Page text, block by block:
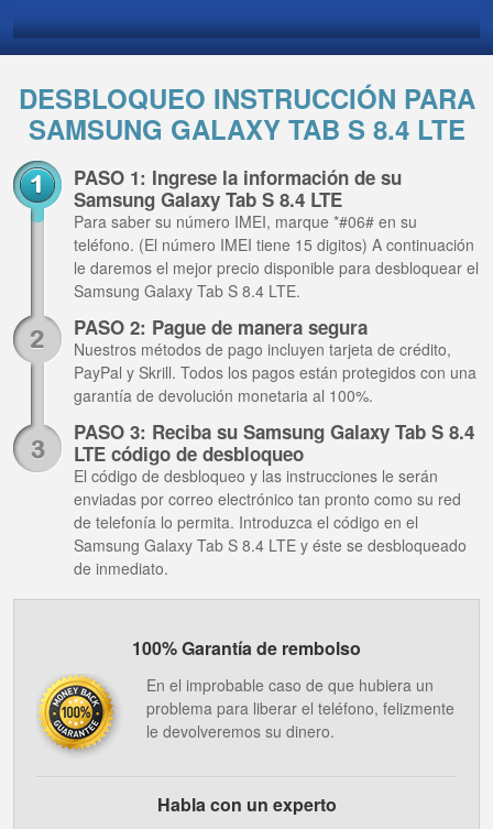
DESBLOQUEO INSTRUCCIÓN PARA
SAMSUNG GALAXY TAB S 8.4 LTE
PASO 1: Ingrese la información de su
Samsung Galaxy Tab S 8.4 LTE
Para saber su número IMEI, marque *#06# en su
teléfono. (El número IMEI tiene 15 digitos) A continuación
le daremos el mejor precio disponible para desbloquear el
Samsung Galaxy Tab S 8.4 LTE.
PASO 2: Pague de manera segura
Nuestros métodos de pago incluyen tarjeta de crédito,
PayPal y Skrill. Todos los pagos están protegidos con una
garantía de devolución monetaria al 100%.
PASO 3: Reciba su Samsung Galaxy Tab S 8.4
LTE código de desbloqueo
El código de desbloqueo y las instrucciones le serán
enviadas por correo electrónico tan pronto como su red
de telefonía lo permita. Introduzca el código en el
Samsung Galaxy Tab S 8.4 LTE y éste se desbloqueado
de inmediato.
100% Garantía de rembolso
En el improbable caso de que hubiera un
problema para liberar el teléfono, felizmente
le devolveremos su dinero.
Habla con un experto